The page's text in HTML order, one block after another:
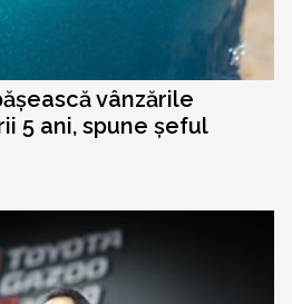
vânzările
5 ani, spune șeful